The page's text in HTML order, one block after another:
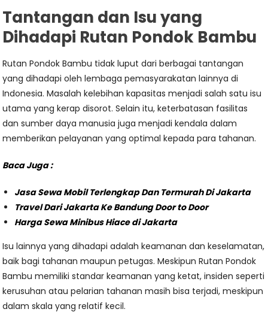
Tantangan dan Isu yang
Dihadapi Rutan Pondok Bambu
Rutan Pondok Bambu tidak luput dari berbagai tantangan
yang dihadapi oleh lembaga pemasyarakatan lainnya di
Indonesia. Masalah kelebihan kapasitas menjadi salah satu isu
utama yang kerap disorot. Selain itu, keterbatasan fasilitas
dan sumber daya manusia juga menjadi kendala dalam
memberikan pelayanan yang optimal kepada para tahanan.
Baca Juga :
Jasa Sewa Mobil Terlengkap Dan Termurah Di Jakarta
Travel Dari Jakarta Ke Bandung Door to Door
Harga Sewa Minibus Hiace di Jakarta
Isu lainnya yang dihadapi adalah keamanan dan keselamatan,
baik bagi tahanan maupun petugas. Meskipun Rutan Pondok
Bambu memiliki standar keamanan yang ketat, insiden seperti
kerusuhan atau pelarian tahanan masih bisa terjadi, meskipun
dalam skala yang relatif kecil.